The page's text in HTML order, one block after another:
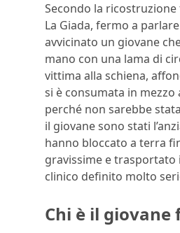
Secondo la ricostruzione
La Giada, fermo a
avvicinato un giovane
mano con una lama di
vittima alla schiena,
si è consumata in
perché non sarebbe
il giovane sono stati
hanno bloccato a terra
gravissime e trasportato
clinico definito molto
Chi è il